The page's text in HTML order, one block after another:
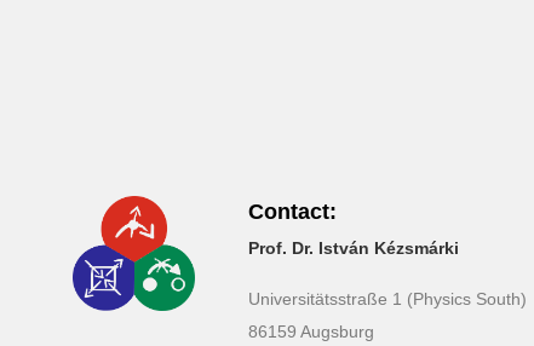
Contact:
Prof. Dr. István Kézsmárki
Universitätsstraße 1 (Physics South)
86159 Augsburg